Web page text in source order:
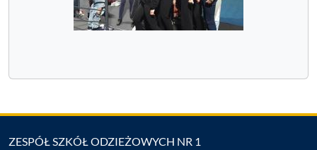
ZESPÓŁ SZKÓŁ ODZIEŻOWYCH NR 1